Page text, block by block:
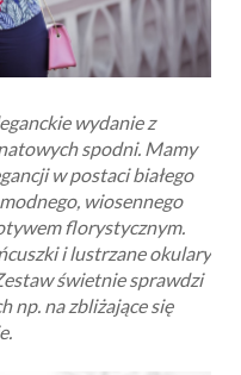
wydanie z
spodni. Mamy
w postaci białego
wiosennego
florystycznym.
i lustrzane okulary
świetnie sprawdzi
np. na zbliżające się